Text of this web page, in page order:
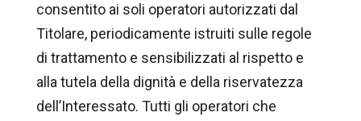
consentito ai soli operatori autorizzati dal
Titolare, periodicamente istruiti sulle regole
di trattamento e sensibilizzati al rispetto e
alla tutela della dignità e della riservatezza
dell’Interessato. Tutti gli operatori che